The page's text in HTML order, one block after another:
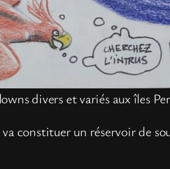
divers et variés aux îles
constituer un réservoir de